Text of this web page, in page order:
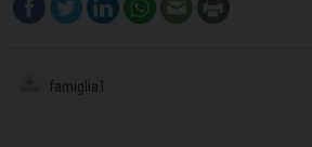
famiglia1